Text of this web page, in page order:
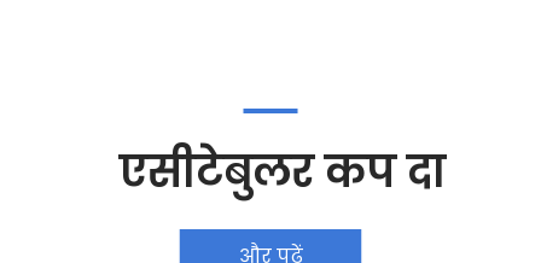
एसीटेबुलर कप दा
और पढ़ें